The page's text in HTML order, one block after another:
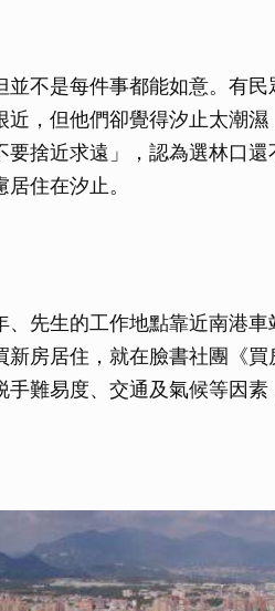
並不是每件事都能如意。有
，但他們卻覺得汐止太潮
捨近求遠」，認為選林口
住在汐止。
先生的工作地點靠近南港
房居住，就在臉書社團《
難易度、交通及氣候等因素